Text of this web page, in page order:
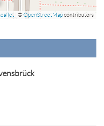
Leaflet | ©OpenStreetMapcontributors